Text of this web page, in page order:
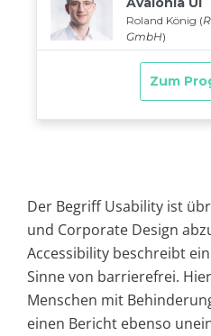
Der Begriff Usability ist
und Corporate Design
Accessibility beschreibt
Sinne von barrierefrei.
Menschen mit
einen Bericht ebenso